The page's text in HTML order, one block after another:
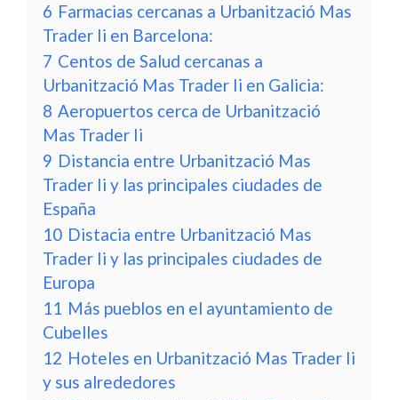
6 Farmacias cercanas a Urbanització Mas
Trader Ii en Barcelona:
7 Centos de Salud cercanas a
Urbanització Mas Trader Ii en Galicia:
8 Aeropuertos cerca de Urbanització
Mas Trader Ii
9 Distancia entre Urbanització Mas
Trader Ii y las principales ciudades de
España
10 Distacia entre Urbanització Mas
Trader Ii y las principales ciudades de
Europa
11 Más pueblos en el ayuntamiento de
Cubelles
12 Hoteles en Urbanització Mas Trader Ii
y sus alrededores